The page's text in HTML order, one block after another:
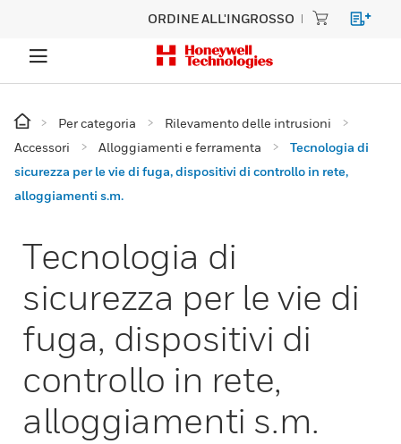
ORDINE ALL'INGROSSO
Per categoria
Rilevamento delle intrusioni
Accessori
Alloggiamenti e ferramenta
Tecnologia di
sicurezza per le vie di fuga, dispositivi di controllo in rete,
alloggiamenti s.m.
Tecnologia di
sicurezza per le vie di
fuga, dispositivi di
controllo in rete,
alloggiamenti s.m.